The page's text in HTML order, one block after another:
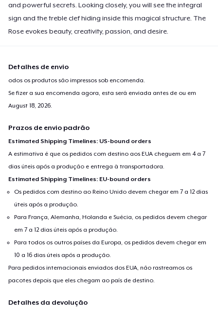
and powerful secrets. Looking closely, you will see the integral
sign and the treble clef hiding inside this magical structure. The
Rose evokes beauty, creativity, passion, and desire.
Detalhes de envio
odos os produtos são impressos sob encomenda.
Se fizer a sua encomenda agora, esta será enviada antes de ou em
August 18, 2026
Prazos de envio padrão
Estimated Shipping Timelines: US-bound orders
A estimativa é que os pedidos com destino aos EUA cheguem em 4 a 7
dias úteis após a produção e entrega à transportadora.
Estimated Shipping Timelines: EU-bound orders
Os pedidos com destino ao Reino Unido devem chegar em 7 a 12 dias
úteis após a produção.
Para França, Alemanha, Holanda e Suécia, os pedidos devem chegar
em 7 a 12 dias úteis após a produção.
Para todos os outros países da Europa, os pedidos devem chegar em
10 a 16 dias úteis após a produção.
Para pedidos internacionais enviados dos EUA, não rastreamos os
pacotes depois que eles chegam ao país de destino.
Detalhes da devolução